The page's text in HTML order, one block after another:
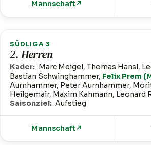
Mannschaft ↗
SÜDLIGA 3
2. Herren
Kader: Marc Meigel, Thomas Hansl,
Bastian Schwinghammer, Felix Prem
Aurnhammer, Peter Aurnhammer,
Heilgemair, Maxim Kahmann, Leonard
Saisonziel: Aufstieg
Mannschaft ↗